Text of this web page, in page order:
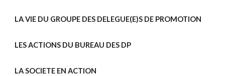
LA VIE DU GROUPE DES DELEGUE(E)S DE PROMOTION
LES ACTIONS DU BUREAU DES DP
LA SOCIETE EN ACTION